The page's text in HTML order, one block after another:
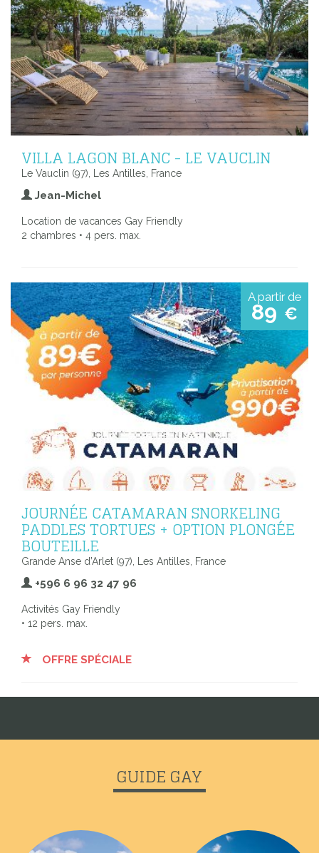
VILLA LAGON BLANC - LE VAUCLIN
Le Vauclin (97), Les Antilles, France
Jean-Michel
Location de vacances Gay Friendly
2 chambres • 4 pers. max.
A partir de
89 €
JOURNÉE CATAMARAN SNORKELING
PADDLES TORTUES + OPTION PLONGÉE
BOUTEILLE
Grande Anse d’Arlet (97), Les Antilles, France
+596 6 96 32 47 96
Activités Gay Friendly
• 12 pers. max.
OFFRE SPÉCIALE
GUIDE GAY